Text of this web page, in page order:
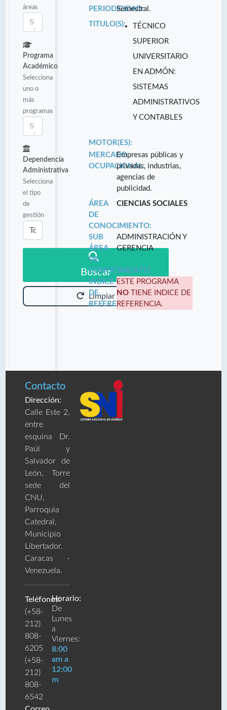
áreas
Programa
Académico
Selecciona
uno o
más
programas
Dependencia
Administrativa
Selecciona
el tipo
de
gestión
Buscar
Limpiar
PERIODICIDAD:
Semestral.
TITULO(S):
TÉCNICO
SUPERIOR
UNIVERSITARIO
EN ADMÓN:
SISTEMAS
ADMINISTRATIVOS
Y CONTABLES
MOTOR(ES):
MERCADO
OCUPACIONAL:
Empresas públicas y
privadas, industrias,
agencias de
publicidad.
ÁREA
DE
CONOCIMIENTO:
CIENCIAS SOCIALES
SUB
ÁREA
DE
CONOCIMIENTO:
ADMINISTRACIÓN Y
GERENCIA
INDICE
DE
REFERENCIA:
ESTE PROGRAMA
NO TIENE INDICE DE
REFERENCIA.
Contacto
Dirección:
Calle Este 2,
entre
esquina Dr.
Paúl y
Salvador de
León, Torre
sede del
CNU,
Parroquia
Catedral,
Municipio
Libertador.
Caracas -
Venezuela.
Teléfonos:
(+58-
212)
808-
6205
(+58-
212)
808-
6542
Horario:
De
Lunes
a
Viernes:
8:00
am a
12:00
m